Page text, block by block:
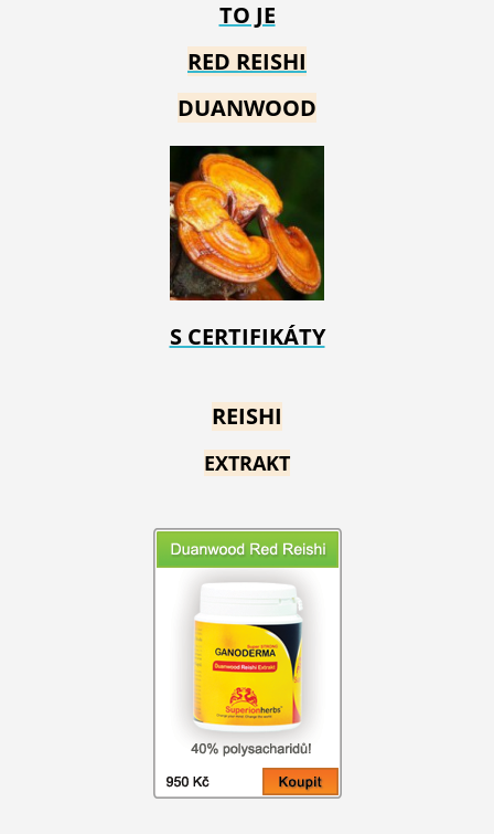
TO JE
RED REISHI
DUANWOOD
S CERTIFIKÁTY
REISHI
EXTRAKT